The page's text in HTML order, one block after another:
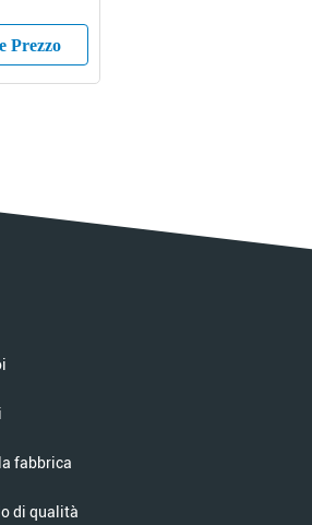
Prezzo
fabbrica
di qualità